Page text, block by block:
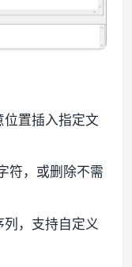
置插入指定文
符，或删除不需
，支持自定义